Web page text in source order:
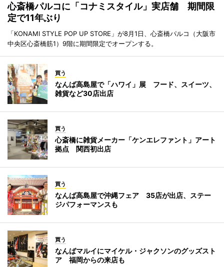
心斎橋パルコに「コナミスタイル」実店舗 期間限
定で11年ぶり
「KONAMI STYLE POP UP STORE」が8月1日、心斎橋パルコ（大阪市
中央区心斎橋筋1）9階に期間限定でオープンする。
買う
なんば高島屋で「ハワイ」展 フード、スイーツ、
雑貨など30店出店
買う
心斎橋に雑貨メーカー「ケンエレファント」アート
拠点 関西初出店
買う
なんば高島屋で沖縄フェア 35店が出店、ステー
ジパフォーマンスも
買う
なんばマルイにマイケル・ジャクソンのグッズスト
ア 福岡からの来店も